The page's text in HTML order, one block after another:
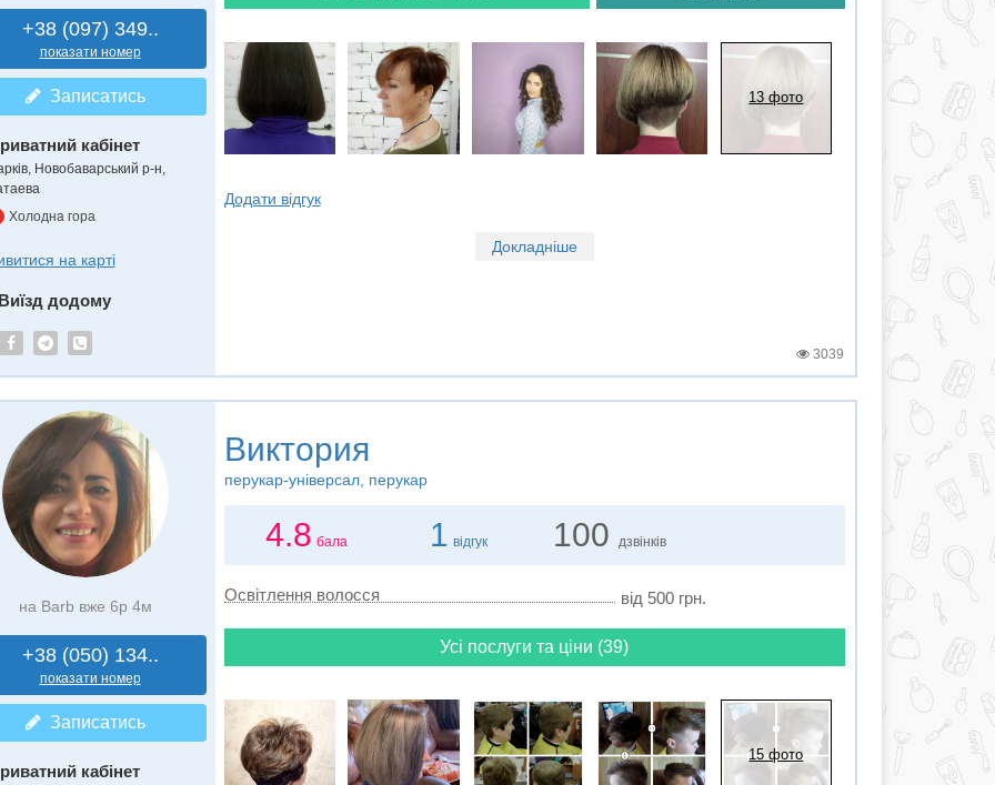
+38 (097) 349..
показати номер
Записатись
кабінет
Новобаварський р-н,
Холодна гора
на карті
додому
13 фото
Додати відгук
Докладніше
3039
на Barb вже 6р 4м
+38 (050) 134..
показати номер
Записатись
кабінет
Виктория
перукар-універсал, перукар
4.8 бала 1 відгук 100 дзвінків
Освітлення волосся від 500 грн.
Усі послуги та ціни (39)
15 фото